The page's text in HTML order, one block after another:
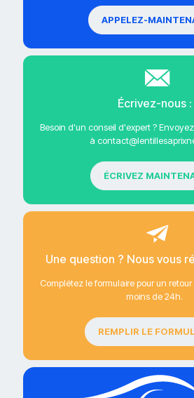
APPELEZ-
Écrivez-nous :
Besoin d'un conseil d'expert ?
à
ÉCRIVEZ
Une question ? Nous vous
Complétez le formulaire pour un
moins de 24h.
REMPLIR LE